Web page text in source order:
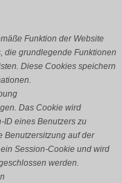
Funktion der Website
die grundlegende Funktionen
Diese Cookies speichern
Das Cookie wird
ID eines Benutzers zu
Benutzersitzung auf der
Session-Cookie und wird
werden.